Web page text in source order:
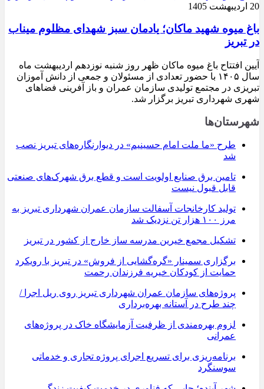
20 اردیبهشت 1405
باغ میوه شهید ماکان؛ یادمان سبز شهدای مظلوم میناب
در تبریز
آیین افتتاح باغ میوه ماکان ظهر روز شنبه نوزدهم اردیبهشت ماه
سال ۱۴۰۵ با حضور تعدادی از مسئولان و جمعی از دانش آموزان
تبریزی در مجتمع تولیدی سازمان عمران و باز آفرینی فضاهای
شهری شهرداری تبریز برگزار شد.
شهرستان‌ها
طرح «ما ملت امام حسینیم» در دیوارنگاره‌های تبریز نصب
شد
تامین برق صنایع اولویت است و قطع برق شهرک‌های صنعتی
قابل قبول نیست
تولید کارخانجات آسفالت سازمان عمران شهرداری تبریز به
مرز ۱۰۰ هزار تن نزدیک شد
تشکیل مجمع خیرین مدرسه ‌ساز خارج از کشور در تبریز
برگزاری سمینار «گره‌گشایی از فروش» در تبریز با رویکرد
حمایت از کودکان خیریه فرزندان رحمت
پروژه‌های سازمان عمران شهرداری تبریز روی ریل اجرا /
چند طرح در آستانه بهره‌برداری
لزوم بهره‌مندی از ظرفیت آزمایشگاه خاک در پروژه‌های
عمرانی
برنامه‌ریزی برای تسریع اجرای پروژه تجاری و خدماتی
سوسنگرد